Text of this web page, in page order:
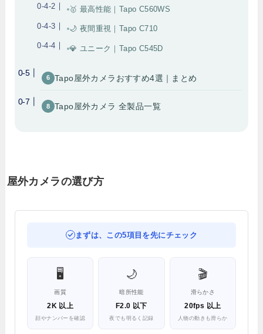
🥇 最高性能｜Tapo C560WS
🌙 夜間重視｜Tapo C710
💎 ユニーク｜Tapo C545D
Tapo屋外カメラおすすめ4選｜まとめ
Tapo屋外カメラ 全製品一覧
屋外カメラの選び方
まずは、この5項目を先にチェック
🖥️
画質
2K 以上
顔やナンバーを確認
🌙
暗所性能
F2.0 以下
夜でも明るく記録
🎬
滑らかさ
20fps 以上
人物の動きも滑らか